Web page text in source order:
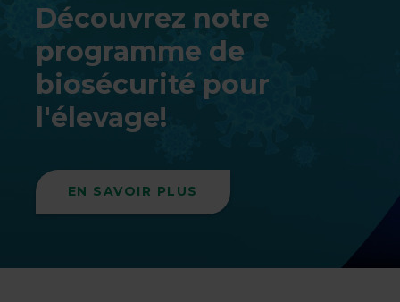
Découvrez notre
programme de
biosécurité pour
l'élevage!
EN SAVOIR PLUS